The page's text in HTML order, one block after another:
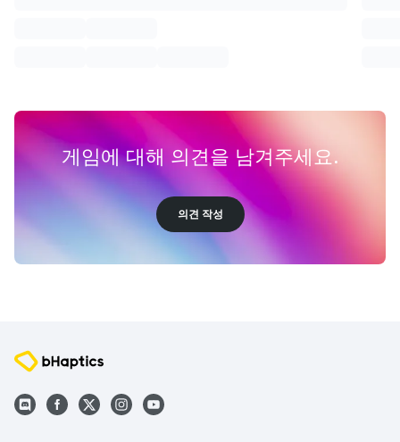
게임에 대해 의견을 남겨주세요.
의견 작성